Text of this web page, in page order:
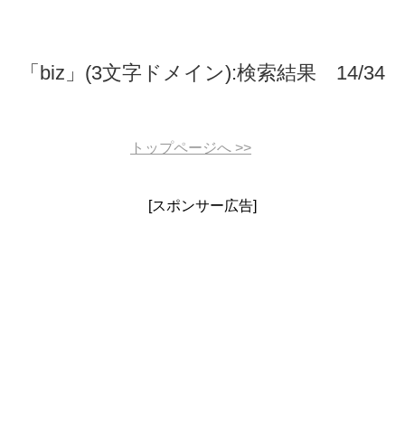
「biz」(3文字ドメイン):検索結果 14/34
トップページへ >>
[スポンサー広告]